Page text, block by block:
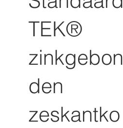
TEK®
zinkgebon
den
zeskantko